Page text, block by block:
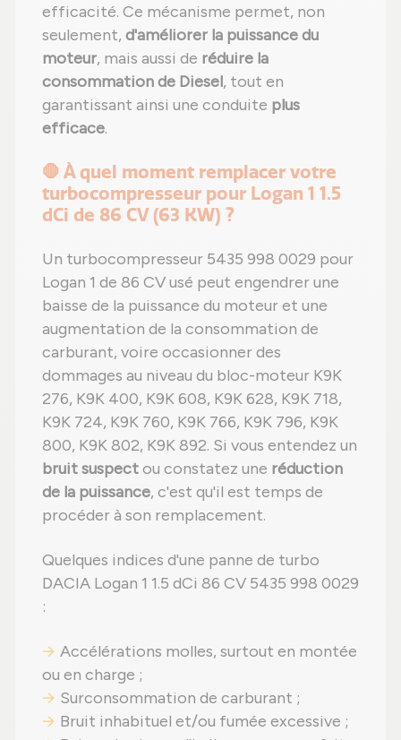
efficacité. Ce mécanisme permet, non
seulement, d'améliorer la puissance du
moteur, mais aussi de réduire la
consommation de Diesel, tout en
garantissant ainsi une conduite plus
efficace.
🛑 À quel moment remplacer votre
turbocompresseur pour Logan 1 1.5
dCi de 86 CV (63 KW) ?
Un turbocompresseur 5435 998 0029 pour
Logan 1 de 86 CV usé peut engendrer une
baisse de la puissance du moteur et une
augmentation de la consommation de
carburant, voire occasionner des
dommages au niveau du bloc-moteur K9K
276, K9K 400, K9K 608, K9K 628, K9K 718,
K9K 724, K9K 760, K9K 766, K9K 796, K9K
800, K9K 802, K9K 892. Si vous entendez un
bruit suspectou constatez une réduction
de la puissance, c'est qu'il est temps de
procéder à son remplacement.
Quelques indices d'une panne de turbo
DACIA Logan 1 1.5 dCi 86 CV 5435 998 0029
:
Accélérations molles, surtout en montée
ou en charge ;
Surconsommation de carburant ;
Bruit inhabituel et/ou fumée excessive ;